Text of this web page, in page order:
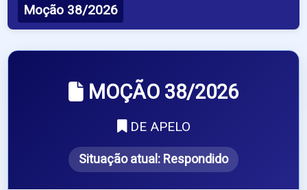
Moção 38/2026
MOÇÃO 38/2026
DE APELO
Situação atual:Respondido